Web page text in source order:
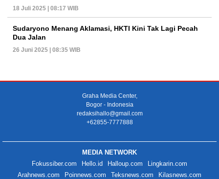
18 Juli 2025 | 08:17 WIB
Sudaryono Menang Aklamasi, HKTI Kini Tak Lagi Pecah
Dua Jalan
26 Juni 2025 | 08:35 WIB
Graha Media Center,
Bogor - Indonesia
redaksihallo@gmail.com
+62855-7777888
MEDIA NETWORK
Fokussiber.com
Hello.id Halloup.com
Lingkarin.com
Arahnews.com
Poinnews.com Teksnews.com
Kilasnews.com